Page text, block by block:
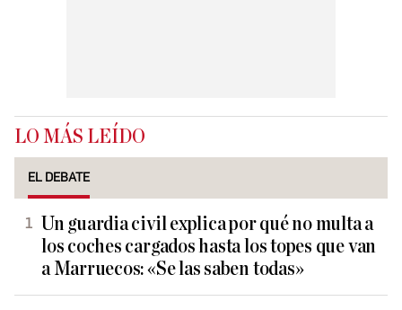
LO MÁS LEÍDO
EL DEBATE
Un guardia civil explica por qué no multa a
los coches cargados hasta los topes que van
a Marruecos: «Se las saben todas»